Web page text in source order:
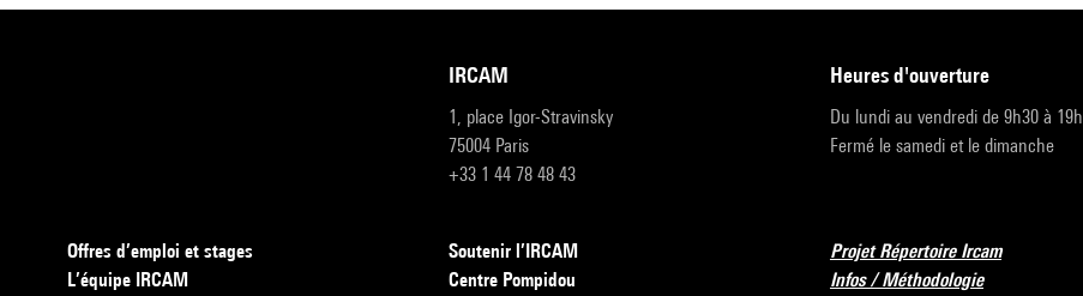
IRCAM
1, place Igor-Stravinsky
75004 Paris
+33 1 44 78 48 43
heures d'ouverture
Du lundi au vendredi de 9h30 à 19h
Fermé le samedi et le dimanche
Offres d’emploi et stages
L’équipe IRCAM
Soutenir l’IRCAM
Centre Pompidou
Projet Répertoire Ircam
Infos / Méthodologie